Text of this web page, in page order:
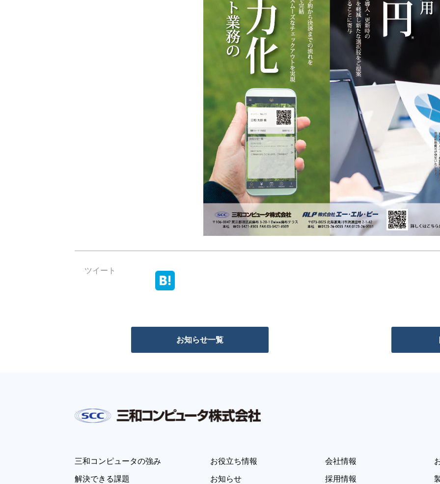
ツイート
お知らせ一覧
三和コンピュータの強み
解決できる課題
お役立ち情報
お知らせ
会社情報
採用情報